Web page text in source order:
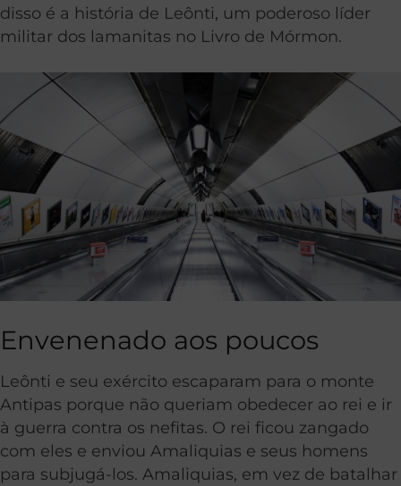
disso é a história de Leônti, um poderoso líder
militar dos lamanitas no Livro de Mórmon.
Envenenado aos poucos
Leônti e seu exército escaparam para o monte
Antipas porque não queriam obedecer ao rei e ir
à guerra contra os nefitas. O rei ficou zangado
com eles e enviou Amaliquias e seus homens
para subjugá-los. Amaliquias, em vez de batalhar